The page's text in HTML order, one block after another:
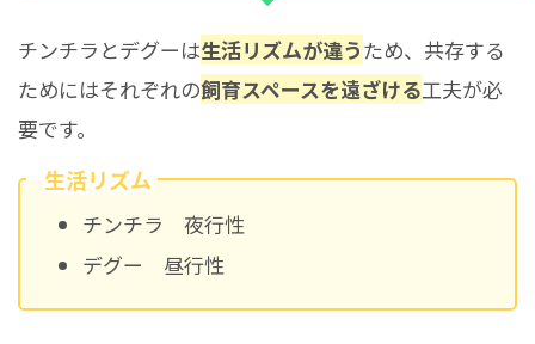
チンチラとデグーは生活リズムが違うため、共存する
ためにはそれぞれの飼育スペースを遠ざける工夫が必
要です。
生活リズム
チンチラ 夜行性
デグー 昼行性